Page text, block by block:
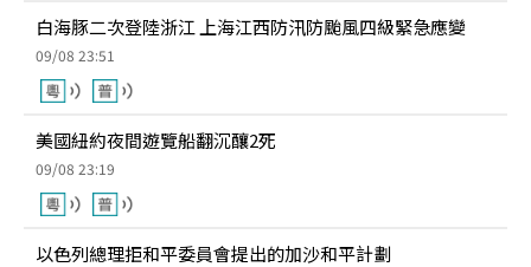
白海豚二次登陸浙江 上海江西防汛防颱風四級緊急應變
09/08 23:51
美國紐約夜間遊覽船翻沉釀2死
09/08 23:19
以色列總理拒和平委員會提出的加沙和平計劃